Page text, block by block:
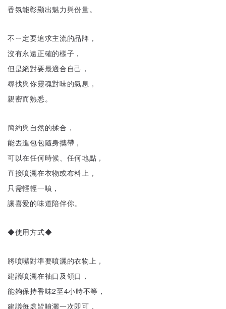
香氛能彰顯出魅力與份量。
不ㄧ定要追求主流的品牌，
沒有永遠正確的樣子，
但是絕對要最適合自己，
尋找與你靈魂對味的氣息，
親密而熟悉。
簡約與自然的揉合，
能丟進包包隨身攜帶，
可以在任何時候、任何地點，
直接噴灑在衣物或布料上，
只需輕輕一噴，
讓喜愛的味道陪伴你。
◆使用方式◆
將噴嘴對準要噴灑的衣物上，
建議噴灑在袖口及領口，
能夠保持香味2至4小時不等，
建議每處皆噴灑一次即可，